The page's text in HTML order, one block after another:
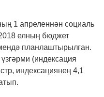
1 апреленнән социаль
елның бюджет
планлаштырылган.
(индексация
индексациянең 4,1